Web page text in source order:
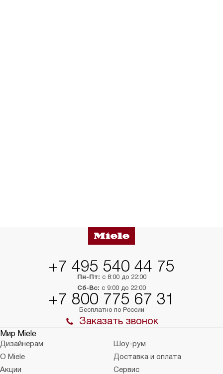
+7 495 540 44 75
Пн-Пт: с 8:00 до 22:00
Сб-Вс: с 9:00 до 22:00
+7 800 775 67 31
Бесплатно по России
Заказать звонок
Мир Miele
Дизайнерам
Шоу-рум
О Miele
Доставка и оплата
Акции
Сервис